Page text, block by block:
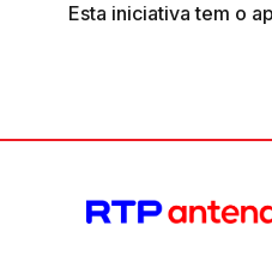
Esta iniciativa tem o